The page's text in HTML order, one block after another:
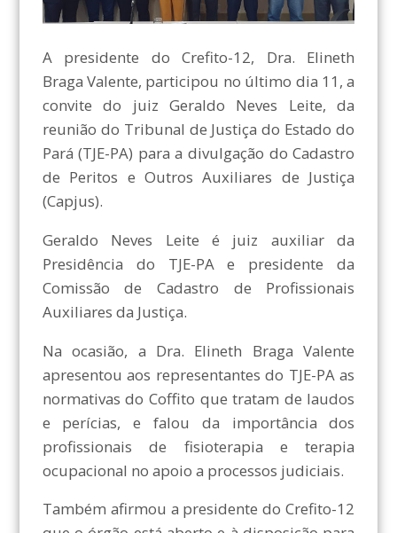
A presidente do Crefito-12, Dra. Elineth
Braga Valente, participou no último dia 11, a
convite do juiz Geraldo Neves Leite, da
reunião do Tribunal de Justiça do Estado do
Pará (TJE-PA) para a divulgação do Cadastro
de Peritos e Outros Auxiliares de Justiça
(Capjus).
Geraldo Neves Leite é juiz auxiliar da
Presidência do TJE-PA e presidente da
Comissão de Cadastro de Profissionais
Auxiliares da Justiça.
Na ocasião, a Dra. Elineth Braga Valente
apresentou aos representantes do TJE-PA as
normativas do Coffito que tratam de laudos
e perícias, e falou da importância dos
profissionais de fisioterapia e terapia
ocupacional no apoio a processos judiciais.
Também afirmou a presidente do Crefito-12